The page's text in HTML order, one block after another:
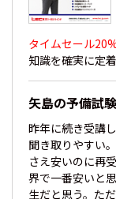
タイムセール
知識を確実に定
矢島の予備試
昨年に続き受講
聞き取りやすい
さえ安いのに再
界で一番安いと
生だと思う。た